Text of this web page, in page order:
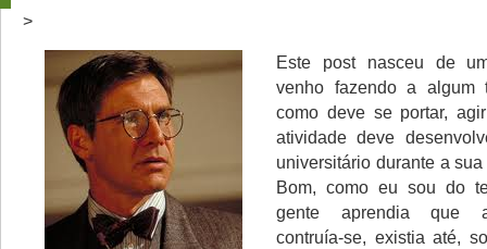
>
Este post nasceu de
venho fazendo a algum
como deve se portar,
atividade deve
universitário durante a
Bom, como eu sou do
gente aprendia que
contruía-se, existia até,